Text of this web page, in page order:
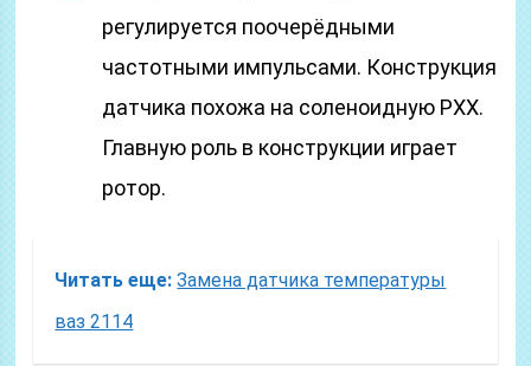
регулируется поочерёдными
частотными импульсами. Конструкция
датчика похожа на соленоидную PXX.
Главную роль в конструкции играет
ротор.
Читать еще: Замена датчика температуры
ваз 2114